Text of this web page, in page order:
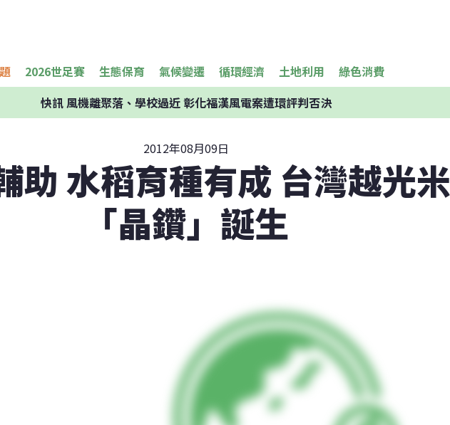
2026世足賽 生態保育 氣候變遷 循環經濟 土地利用 綠色消費
快訊風機離聚落、學校過近 彰化福漢風電案遭環評判否決
2012年08月09日
助 水稻育種有成 台灣越光米
「晶鑽」誕生